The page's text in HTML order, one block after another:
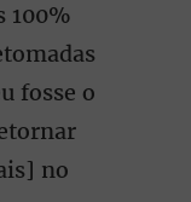
100%
fosse o
no